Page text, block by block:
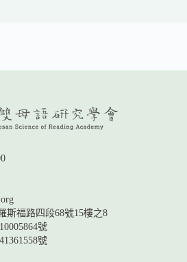
斯福路四段68號15樓之8
號
號